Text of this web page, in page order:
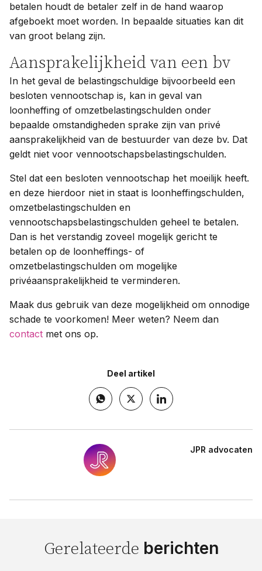
betalen houdt de betaler zelf in de hand waarop
afgeboekt moet worden. In bepaalde situaties kan dit
van groot belang zijn.
Aansprakelijkheid van een bv
In het geval de belastingschuldige bijvoorbeeld een
besloten vennootschap is, kan in geval van
loonheffing of omzetbelastingschulden onder
bepaalde omstandigheden sprake zijn van privé
aansprakelijkheid van de bestuurder van deze bv. Dat
geldt niet voor vennootschapsbelastingschulden.
Stel dat een besloten vennootschap het moeilijk heeft.
en deze hierdoor niet in staat is loonheffingschulden,
omzetbelastingschulden en
vennootschapsbelastingschulden geheel te betalen.
Dan is het verstandig zoveel mogelijk gericht te
betalen op de loonheffings- of
omzetbelastingschulden om mogelijke
privéaansprakelijkheid te verminderen.
Maak dus gebruik van deze mogelijkheid om onnodige
schade te voorkomen! Meer weten? Neem dan
contact met ons op.
Deel artikel
JPR advocaten
Gerelateerde berichten